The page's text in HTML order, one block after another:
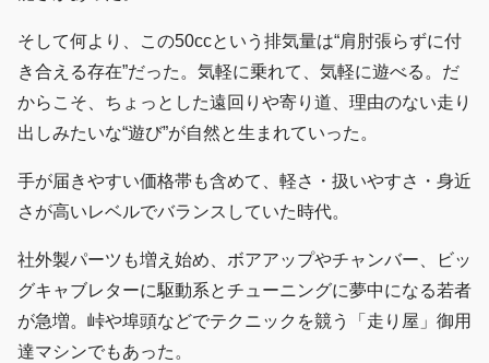
そして何より、この50ccという排気量は“肩肘張らずに付
き合える存在”だった。気軽に乗れて、気軽に遊べる。だ
からこそ、ちょっとした遠回りや寄り道、理由のない走り
出しみたいな“遊び”が自然と生まれていった。
手が届きやすい価格帯も含めて、軽さ・扱いやすさ・身近
さが高いレベルでバランスしていた時代。
社外製パーツも増え始め、ボアアップやチャンバー、ビッ
グキャブレターに駆動系とチューニングに夢中になる若者
が急増。峠や埠頭などでテクニックを競う「走り屋」御用
達マシンでもあった。